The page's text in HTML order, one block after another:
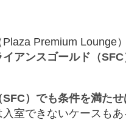
Premium Lounge
イアンスゴールド（
SFC） でも条件を満た
室できないケースも